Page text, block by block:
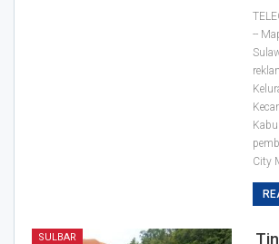
--
City
SULBAR